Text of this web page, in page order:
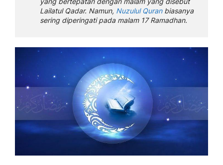
Lailatul Qadar. Namun, Nuzulul Quranbiasanya
sering diperingati pada malam 17 Ramadhan.